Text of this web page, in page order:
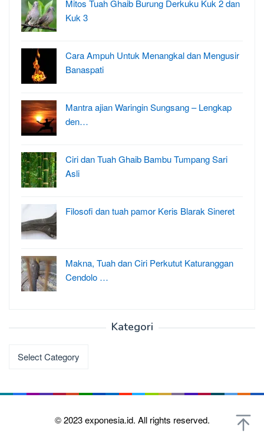
Mitos Tuah Ghaib Burung Derkuku Kuk 2 dan
Kuk 3
Cara Ampuh Untuk Menangkal dan Mengusir
Banaspati
Mantra ajian Waringin Sungsang – Lengkap
den…
Ciri dan Tuah Ghaib Bambu Tumpang Sari
Asli
Filosofi dan tuah pamor Keris Blarak Sineret
Makna, Tuah dan Ciri Perkutut Katuranggan
Cendolo …
Kategori
Kategori
© 2023exponesia.id. All rights reserved.